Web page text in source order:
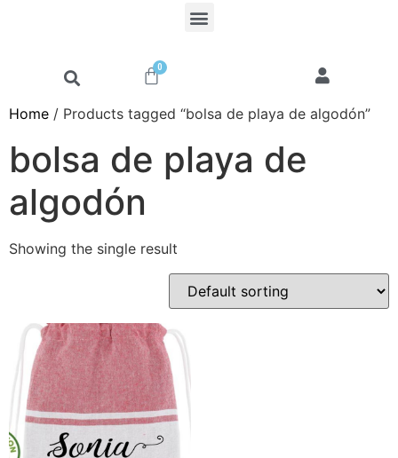
0
Home / Products tagged “bolsa de playa de algodón”
bolsa de playa de
algodón
Showing the single result